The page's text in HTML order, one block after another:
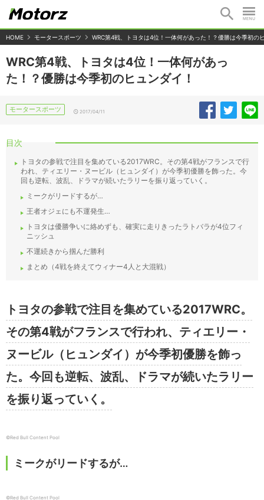
HOME モータースポーツ WRC第4戦、トヨタは4位！一体何があった！？優勝は今季初の
WRC第4戦、トヨタは4位！一体何があっ
た！？優勝は今季初のヒュンダイ！
モータースポーツ 2017/04/11
目次
トヨタの参戦で注目を集めている2017WRC。その第4戦がフランスで行
われ、ティエリー・ヌービル（ヒュンダイ）が今季初優勝を飾った。今
回も逆転、波乱、ドラマが続いたラリーを振り返っていく。
ミークがリードするが…
王者オジェにも不運発生…
トヨタは優勝争いに絡めずも、確実に走りきったラトバラが4位フィ
ニッシュ
不運続きから掴んだ勝利
まとめ（4戦を終えてウィナー4人と大混戦）
トヨタの参戦で注目を集めている2017WRC。
その第4戦がフランスで行われ、ティエリー・
ヌービル（ヒュンダイ）が今季初優勝を飾っ
た。今回も逆転、波乱、ドラマが続いたラリー
を振り返っていく。
©︎Red Bull Content Pool
ミークがリードするが…
©︎Red Bull Content Pool